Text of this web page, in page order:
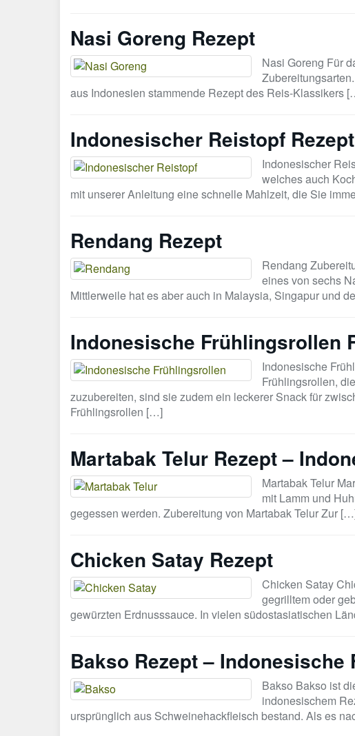
Nasi Goreng Rezept
Nasi Goreng Für
aus Indonesien stammende Rezept des Reis-Klassikers
Indonesischer Reistopf Rezept
Indonesischer
welches auch
mit unserer Anleitung eine schnelle Mahlzeit, die Sie
Rendang Rezept
Rendang
eines von sechs
Mittlerweile hat es aber auch in Malaysia, Singapur und
Indonesische Frühlingsrollen
Indonesische
Frühlingsrollen,
zuzubereiten, sind sie zudem ein leckerer Snack für
Frühlingsrollen […]
Martabak Telur Rezept –
Martabak Telur
mit Lamm und
gegessen werden. Zubereitung von Martabak Telur Zur
Chicken Satay Rezept
Chicken Satay
gegrilltem oder
gewürzten Erdnusssauce. In vielen südostasiatischen
Bakso Rezept –
Bakso Bakso ist
indonesischem
ursprünglich aus Schweinehackfleisch bestand. Als es